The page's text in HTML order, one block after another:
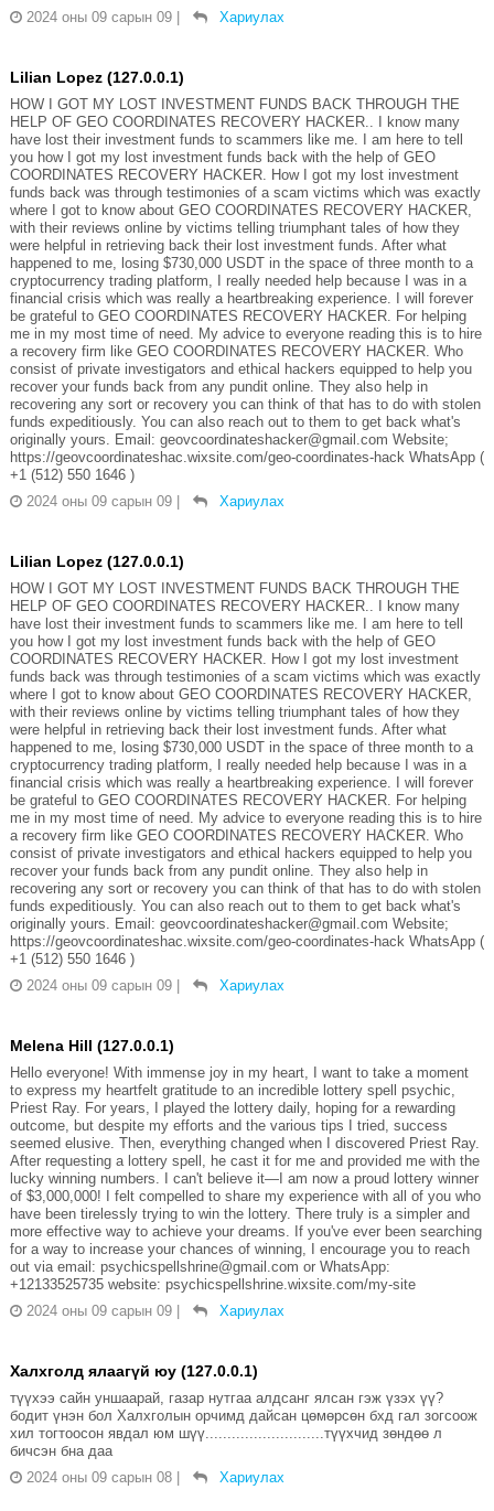
2024 оны 09 сарын 09 | Хариулах
Lilian Lopez (127.0.0.1)
HOW I GOT MY LOST INVESTMENT FUNDS BACK THROUGH THE
HELP OF GEO COORDINATES RECOVERY HACKER.. I know many
have lost their investment funds to scammers like me. I am here to tell
you how I got my lost investment funds back with the help of GEO
COORDINATES RECOVERY HACKER. How I got my lost investment
funds back was through testimonies of a scam victims which was exactly
where I got to know about GEO COORDINATES RECOVERY HACKER,
with their reviews online by victims telling triumphant tales of how they
were helpful in retrieving back their lost investment funds. After what
happened to me, losing $730,000 USDT in the space of three month to a
cryptocurrency trading platform, I really needed help because I was in a
financial crisis which was really a heartbreaking experience. I will forever
be grateful to GEO COORDINATES RECOVERY HACKER. For helping
me in my most time of need. My advice to everyone reading this is to hire
a recovery firm like GEO COORDINATES RECOVERY HACKER. Who
consist of private investigators and ethical hackers equipped to help you
recover your funds back from any pundit online. They also help in
recovering any sort or recovery you can think of that has to do with stolen
funds expeditiously. You can also reach out to them to get back what's
originally yours. Email: geovcoordinateshacker@gmail.com Website;
https://geovcoordinateshac.wixsite.com/geo-coordinates-hack WhatsApp (
+1 (512) 550 1646 )
2024 оны 09 сарын 09 | Хариулах
Lilian Lopez (127.0.0.1)
HOW I GOT MY LOST INVESTMENT FUNDS BACK THROUGH THE
HELP OF GEO COORDINATES RECOVERY HACKER.. I know many
have lost their investment funds to scammers like me. I am here to tell
you how I got my lost investment funds back with the help of GEO
COORDINATES RECOVERY HACKER. How I got my lost investment
funds back was through testimonies of a scam victims which was exactly
where I got to know about GEO COORDINATES RECOVERY HACKER,
with their reviews online by victims telling triumphant tales of how they
were helpful in retrieving back their lost investment funds. After what
happened to me, losing $730,000 USDT in the space of three month to a
cryptocurrency trading platform, I really needed help because I was in a
financial crisis which was really a heartbreaking experience. I will forever
be grateful to GEO COORDINATES RECOVERY HACKER. For helping
me in my most time of need. My advice to everyone reading this is to hire
a recovery firm like GEO COORDINATES RECOVERY HACKER. Who
consist of private investigators and ethical hackers equipped to help you
recover your funds back from any pundit online. They also help in
recovering any sort or recovery you can think of that has to do with stolen
funds expeditiously. You can also reach out to them to get back what's
originally yours. Email: geovcoordinateshacker@gmail.com Website;
https://geovcoordinateshac.wixsite.com/geo-coordinates-hack WhatsApp (
+1 (512) 550 1646 )
2024 оны 09 сарын 09 | Хариулах
Melena Hill (127.0.0.1)
Hello everyone! With immense joy in my heart, I want to take a moment
to express my heartfelt gratitude to an incredible lottery spell psychic,
Priest Ray. For years, I played the lottery daily, hoping for a rewarding
outcome, but despite my efforts and the various tips I tried, success
seemed elusive. Then, everything changed when I discovered Priest Ray.
After requesting a lottery spell, he cast it for me and provided me with the
lucky winning numbers. I can't believe it—I am now a proud lottery winner
of $3,000,000! I felt compelled to share my experience with all of you who
have been tirelessly trying to win the lottery. There truly is a simpler and
more effective way to achieve your dreams. If you've ever been searching
for a way to increase your chances of winning, I encourage you to reach
out via email: psychicspellshrine@gmail.com or WhatsApp:
+12133525735 website: psychicspellshrine.wixsite.com/my-site
2024 оны 09 сарын 09 | Хариулах
Халхголд ялаагүй юу (127.0.0.1)
түүхээ сайн уншаарай, газар нутгаа алдсанг ялсан гэж үзэх үү?
бодит үнэн бол Халхголын орчимд дайсан цөмөрсөн бхд гал зогсоож
хил тогтоосон явдал юм шүү...........................түүхчид зөндөө л
бичсэн бна даа
2024 оны 09 сарын 08 | Хариулах